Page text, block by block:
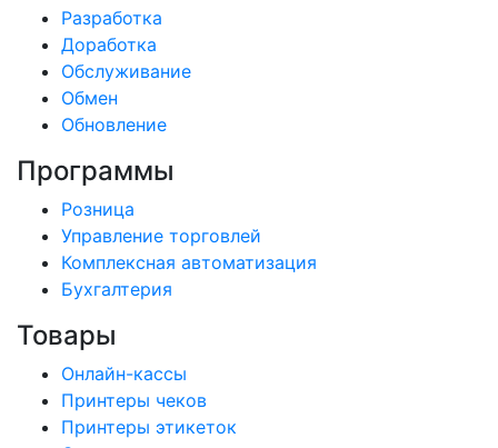
Разработка
Доработка
Обслуживание
Обмен
Обновление
Программы
Розница
Управление торговлей
Комплексная автоматизация
Бухгалтерия
Товары
Онлайн-кассы
Принтеры чеков
Принтеры этикеток